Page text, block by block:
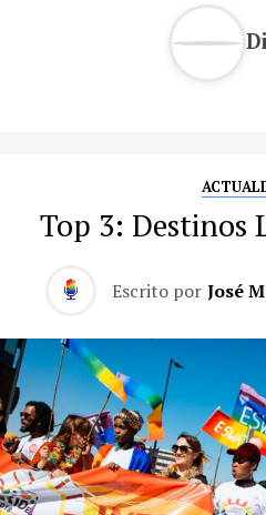
Top 3: Destinos
Escrito por José